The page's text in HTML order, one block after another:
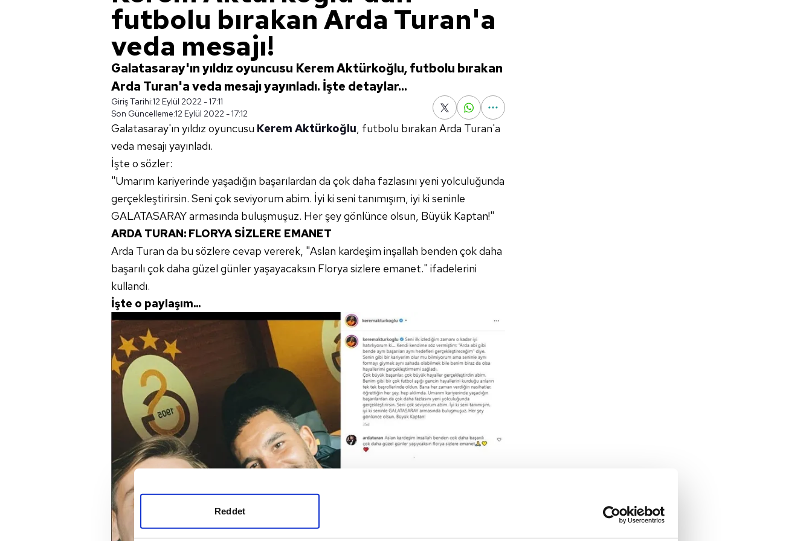
Reddet
futbolu bırakan Arda Turan'a
veda mesajı!
Galatasaray'ın yıldız oyuncusu Kerem Aktürkoğlu, futbolu bırakan
Arda Turan'a veda mesajı yayınladı. İşte detaylar...
Giriş Tarihi:12 Eylül 2022 - 17:11
Son Güncelleme:12 Eylül 2022 - 17:12
Galatasaray'ın yıldız oyuncusu Kerem Aktürkoğlu, futbolu bırakan Arda Turan'a
veda mesajı yayınladı.
İşte o sözler:
"Umarım kariyerinde yaşadığın başarılardan da çok daha fazlasını yeni yolculuğunda
gerçekleştirirsin. Seni çok seviyorum abim. İyi ki seni tanımışım, iyi ki seninle
GALATASARAY armasında buluşmuşuz. Her şey gönlünce olsun, Büyük Kaptan!"
ARDA TURAN: FLORYA SİZLERE EMANET
Arda Turan da bu sözlere cevap vererek, "Aslan kardeşim inşallah benden çok daha
başarılı çok daha güzel günler yaşayacaksın Florya sizlere emanet." ifadelerini
kullandı.
İşte o paylaşım...